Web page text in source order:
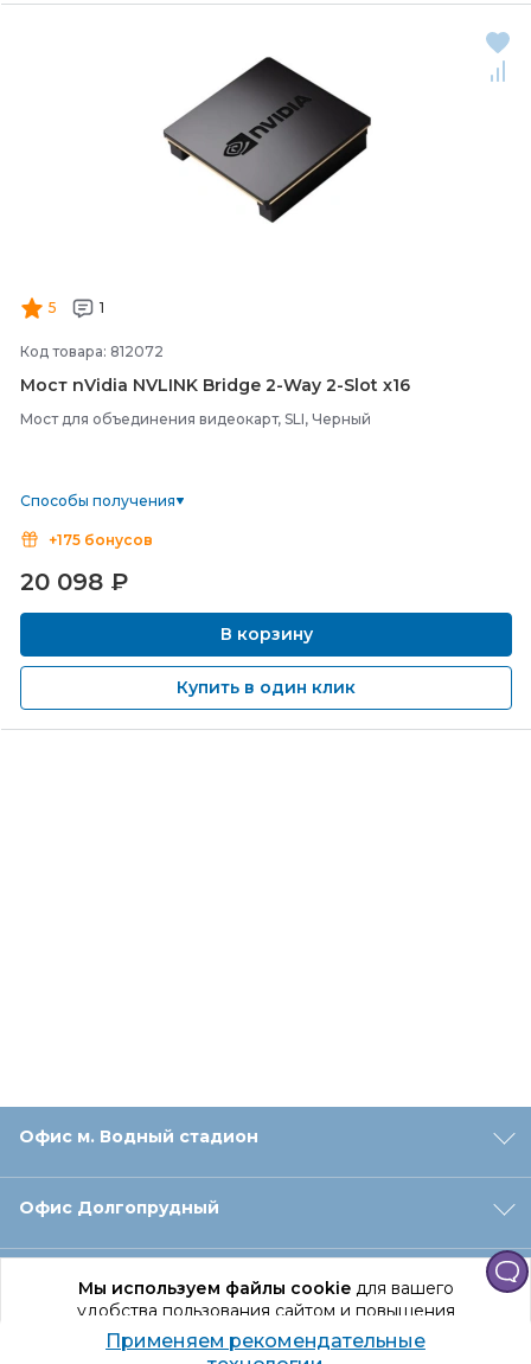
Мы используем файлы cookieдля вашего
удобства пользования сайтом и повышения
качества рекомендаций.
Продолжая использование сайта, вы даете
5 1
Код товара: 812072
Мост nVidia NVLINK Bridge 2-Way 2-Slot x16
Мост для объединения видеокарт, SLI, Черный
Способы получения
+175 бонусов
20 098 ₽
В корзину
Купить в один клик
Офис м. Водный стадион
Офис Долгопрудный
Офис Санкт‑Петербург
Оформление заказа
Применяем рекомендательные